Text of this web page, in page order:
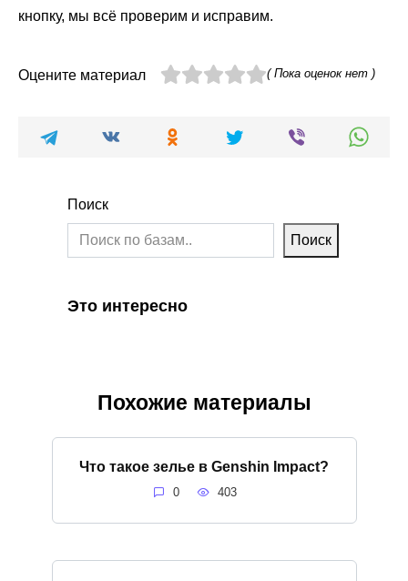
кнопку, мы всё проверим и исправим.
Оцените материал ( Пока оценок нет )
Поиск
Поиск
Это интересно
Похожие материалы
Что такое зелье в Genshin Impact?
0 403